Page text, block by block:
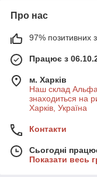
Про нас
97% позитивних з
Працює з
м. Харків
Наш склад
знаходиться на
Харків, Україна
Контакти
Сьогодні
Показати весь